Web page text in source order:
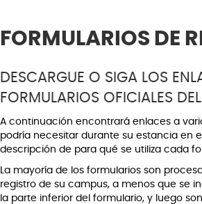
FORMULARIOS DE
DESCARGUE O SIGA LOS
FORMULARIOS OFICIALES
A continuación encontrará enlaces a
podría necesitar durante su estancia en
descripción de para qué se utiliza cada
La mayoría de los formularios son
registro de su campus, a menos que se
la parte inferior del formulario, y luego